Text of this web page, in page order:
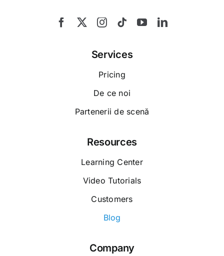
Services
Pricing
De ce noi
Partenerii de scenă
Resources
Learning Center
Video Tutorials
Customers
Company
Who We Are